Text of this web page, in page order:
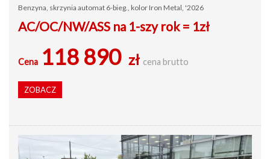
Benzyna, skrzynia automat 6-bieg., kolor Iron Metal, '2026
AC/OC/NW/ASS na 1-szy rok = 1zł
Cena 118 890 zł cena brutto
ZOBACZ